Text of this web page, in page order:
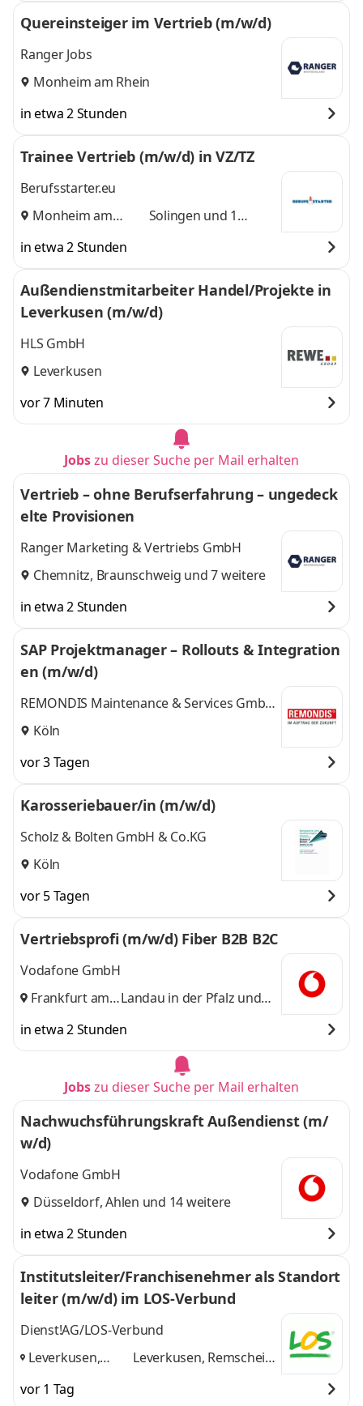
Quereinsteiger im Vertrieb (m/w/d)
Ranger Jobs
Monheim am Rhein
in etwa 2 Stunden
Trainee Vertrieb (m/w/d) in VZ/TZ
Berufsstarter.eu
Monheim am
Solingen und 1
in etwa 2 Stunden
Außendienstmitarbeiter Handel/Projekte in
Leverkusen (m/w/d)
HLS GmbH
Leverkusen
vor 7 Minuten
Jobszu dieser Suche per Mail erhalten
Vertrieb – ohne Berufserfahrung – ungedeck
elte Provisionen
Ranger Marketing & Vertriebs GmbH
Chemnitz, Braunschweig und 7 weitere
in etwa 2 Stunden
SAP Projektmanager – Rollouts & Integration
en (m/w/d)
REMONDIS Maintenance & Services GmbH
& Co. KG
Köln
vor 3 Tagen
Karosseriebauer/in (m/w/d)
Scholz & Bolten GmbH & Co.KG
Köln
vor 5 Tagen
Vertriebsprofi (m/w/d) Fiber B2B B2C
Vodafone GmbH
Frankfurt am
Landau in der Pfalz und
in etwa 2 Stunden
Jobszu dieser Suche per Mail erhalten
Nachwuchsführungskraft Außendienst (m/
w/d)
Vodafone GmbH
Düsseldorf,Ahlen und 14 weitere
in etwa 2 Stunden
Institutsleiter/Franchisenehmer als Standort
leiter (m/w/d) im LOS-Verbund
Dienst!AG/LOS-Verbund
Leverkusen,
Solingen
Leverkusen, Remscheid,
vor 1 Tag